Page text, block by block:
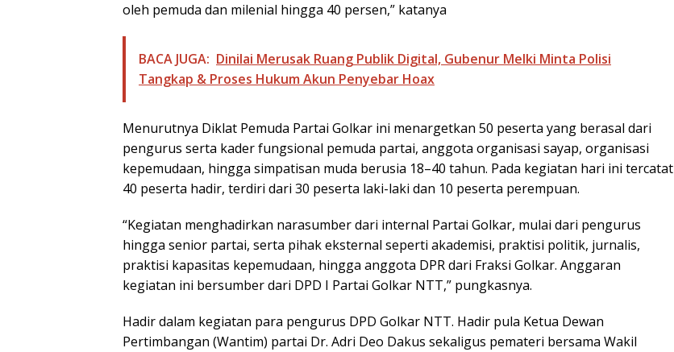
oleh pemuda dan milenial hingga 40 persen,” katanya
BACA JUGA: Dinilai Merusak Ruang Publik Digital, Gubenur Melki Minta Polisi
Tangkap & Proses Hukum Akun Penyebar Hoax
Menurutnya Diklat Pemuda Partai Golkar ini menargetkan 50 peserta yang berasal dari
pengurus serta kader fungsional pemuda partai, anggota organisasi sayap, organisasi
kepemudaan, hingga simpatisan muda berusia 18–40 tahun. Pada kegiatan hari ini tercatat
40 peserta hadir, terdiri dari 30 peserta laki-laki dan 10 peserta perempuan.
“Kegiatan menghadirkan narasumber dari internal Partai Golkar, mulai dari pengurus
hingga senior partai, serta pihak eksternal seperti akademisi, praktisi politik, jurnalis,
praktisi kapasitas kepemudaan, hingga anggota DPR dari Fraksi Golkar. Anggaran
kegiatan ini bersumber dari DPD I Partai Golkar NTT,” pungkasnya.
Hadir dalam kegiatan para pengurus DPD Golkar NTT. Hadir pula Ketua Dewan
Pertimbangan (Wantim) partai Dr. Adri Deo Dakus sekaligus pemateri bersama Wakil